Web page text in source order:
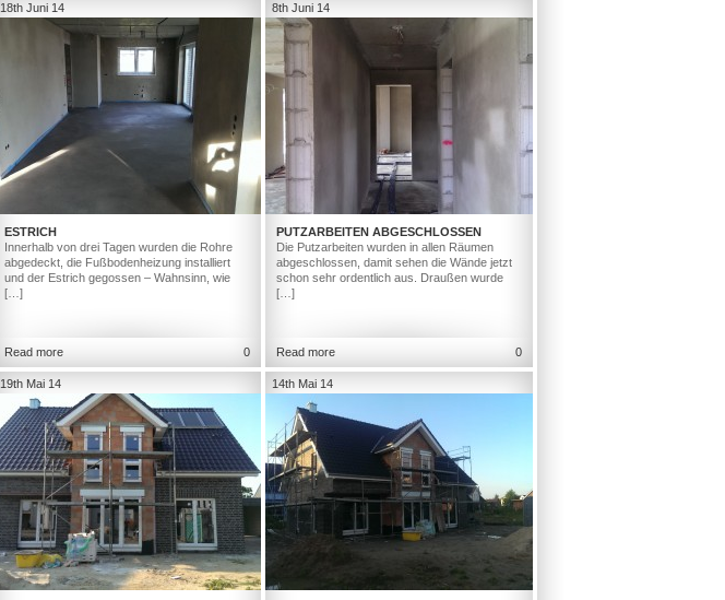
18th Juni 14
ESTRICH
Innerhalb von drei Tagen wurden die Rohre
abgedeckt, die Fußbodenheizung installiert
und der Estrich gegossen – Wahnsinn, wie
[…]
Read more 0
8th Juni 14
PUTZARBEITEN ABGESCHLOSSEN
Die Putzarbeiten wurden in allen Räumen
abgeschlossen, damit sehen die Wände jetzt
schon sehr ordentlich aus. Draußen wurde
[…]
Read more 0
19th Mai 14 14th Mai 14